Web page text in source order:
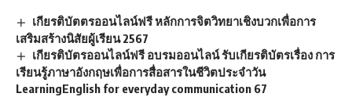
เกียรติบัตตรออนไลน์ฟรี หลักการจิตวิทยาเชิงบวกเพื่อการ
เสริมสร้างนิสัยผู้เรียน 2567
เกียรติบัตรออนไลน์ฟรี อบรมออนไลน์ รับเกียรติบัตรเรื่อง การ
เรียนรู้ภาษาอังกฤษเพื่อการสื่อสารในชีวิตประจำวัน
LearningEnglish for everyday communication 67